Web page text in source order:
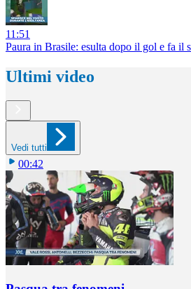
11:51
Paura in Brasile: esulta dopo il gol e fa il
Ultimi video
Vedi tutti
00:42